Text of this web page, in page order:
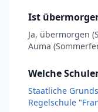
Ist
Ja, übermorgen
Auma
Welche
Staatliche
Regelschule